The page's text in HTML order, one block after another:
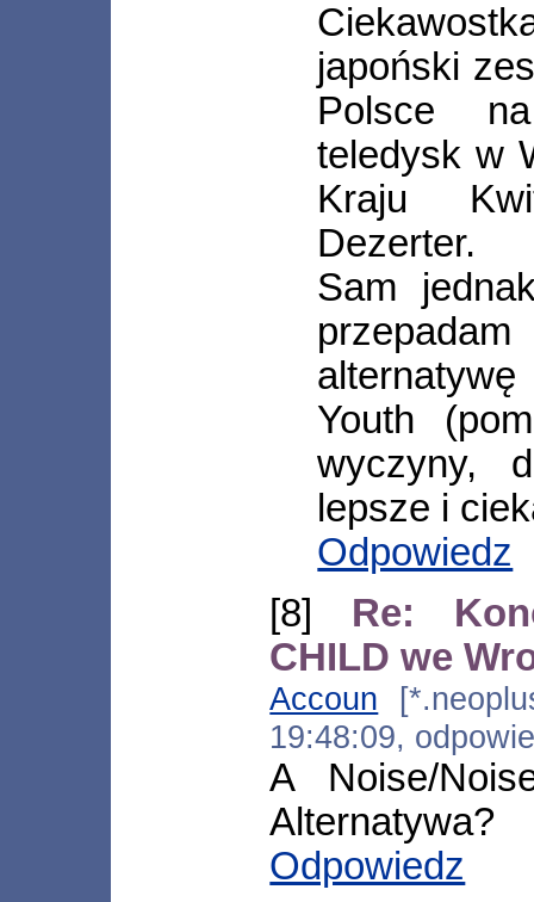
japoński
Polsce
teledysk w
Kraju
Dezerter.
Sam
Youth
wyczyny,
lepsze i
Odpowiedz
[8] Re:
CHILD we
Accoun
19:48:09,
A Noise/
Alternatywa?
Odpowiedz